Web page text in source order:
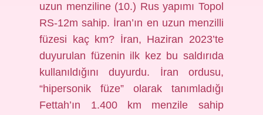
uzun menziline (10.) Rus yapımı Topol
RS-12m sahip. İran’ın en uzun menzilli
füzesi kaç km? İran, Haziran 2023’te
duyurulan füzenin ilk kez bu saldırıda
kullanıldığını duyurdu. İran ordusu,
“hipersonik füze” olarak tanımladığı
Fettah’ın 1.400 km menzile sahip